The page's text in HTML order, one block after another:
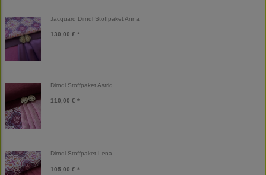
Jacquard Dirndl Stoffpaket Anna
130,00 € *
Dirndl Stoffpaket Astrid
110,00 € *
Dirndl Stoffpaket Lena
105,00 € *